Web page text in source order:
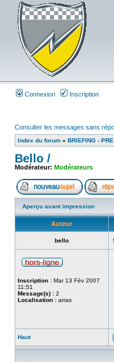
Connexion Inscription
Consulter les messages sans
Index du forum » BRIEFING -
Bello /
Modérateur: Modérateurs
Aperçu avant impression
Auteur
bello
Inscription : Mar 13 Fév 2007
11:51
Message(s) : 2
Localisation : arras
Haut